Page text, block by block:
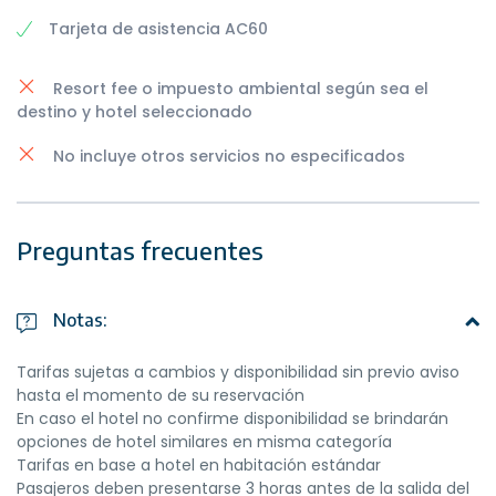
Tarjeta de asistencia AC60
Resort fee o impuesto ambiental según sea el
destino y hotel seleccionado
No incluye otros servicios no especificados
Preguntas frecuentes
Notas:
Tarifas sujetas a cambios y disponibilidad sin previo aviso
hasta el momento de su reservación
En caso el hotel no confirme disponibilidad se brindarán
opciones de hotel similares en misma categoría
Tarifas en base a hotel en habitación estándar
Pasajeros deben presentarse 3 horas antes de la salida del